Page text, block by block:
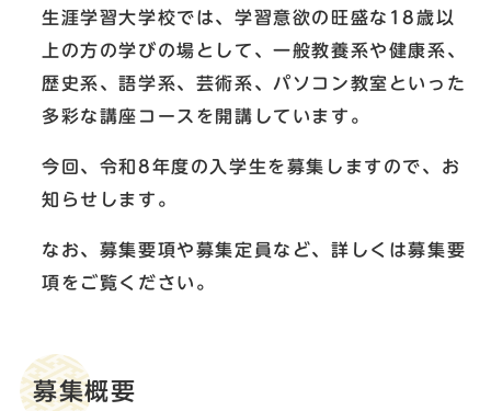
生涯学習大学校では、学習意欲の旺盛な18歳以
上の方の学びの場として、一般教養系や健康系、
歴史系、語学系、芸術系、パソコン教室といった
多彩な講座コースを開講しています。
今回、令和8年度の入学生を募集しますので、お
知らせします。
なお、募集要項や募集定員など、詳しくは募集要
項をご覧ください。
募集概要